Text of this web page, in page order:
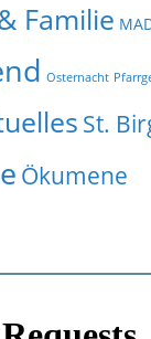
Familie
Osternacht
St.
Ökumene